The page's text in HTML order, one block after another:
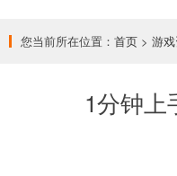
您当前所在位置： 首页 > 游
1分钟上